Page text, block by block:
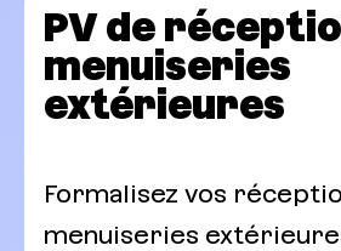
PV de
menuiseries
extérieures
Formalisez vos
menuiseries